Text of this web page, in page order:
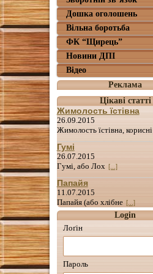
Дошка оголошень
Вільна боротьба
ФК “Щирець”
Новини ДПІ
Відео
Реклама
Цікаві статті
Жимолость їстівна
26.09.2015
Жимолость їстівна, корисні
Гумі
26.07.2015
Гумі, або Лох [...]
Папайя
11.07.2015
Папайя (або хлібне [...]
Login
Лоґін
Пароль